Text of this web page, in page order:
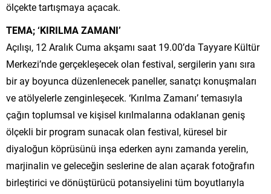
ölçekte tartışmaya açacak.
TEMA; ‘KIRILMA ZAMANI’
Açılışı, 12 Aralık Cuma akşamı saat 19.00’da Tayyare Kültür
Merkezi’nde gerçekleşecek olan festival, sergilerin yanı sıra
bir ay boyunca düzenlenecek paneller, sanatçı konuşmaları
ve atölyelerle zenginleşecek. ‘Kırılma Zamanı’ temasıyla
çağın toplumsal ve kişisel kırılmalarına odaklanan geniş
ölçekli bir program sunacak olan festival, küresel bir
diyaloğun köprüsünü inşa ederken aynı zamanda yerelin,
marjinalin ve geleceğin seslerine de alan açarak fotoğrafın
birleştirici ve dönüştürücü potansiyelini tüm boyutlarıyla